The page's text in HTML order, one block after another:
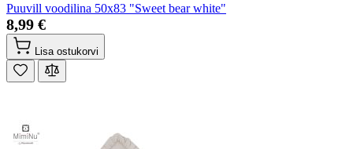
Puuvill voodilina 50x83 "Sweet bear white"
8,99 €
Lisa ostukorvi